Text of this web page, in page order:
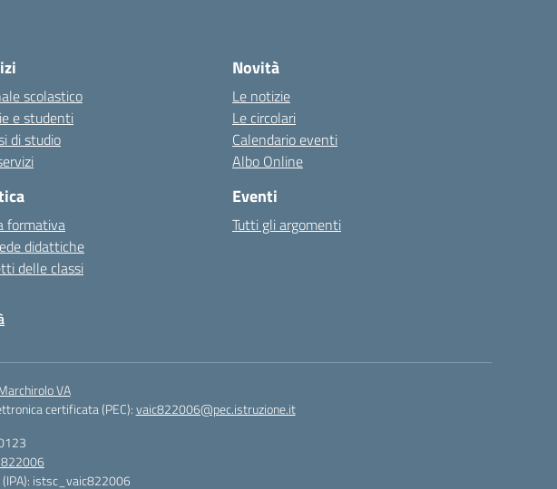
scolastico
e studenti
di studio
formativa
didattiche
delle classi
Novità
Le notizie
Le circolari
Calendario eventi
Albo Online
Eventi
Tutti gli argomenti
VA
certificata (PEC):vaic822006@pec.istruzione.it
(IPA): istsc_vaic822006